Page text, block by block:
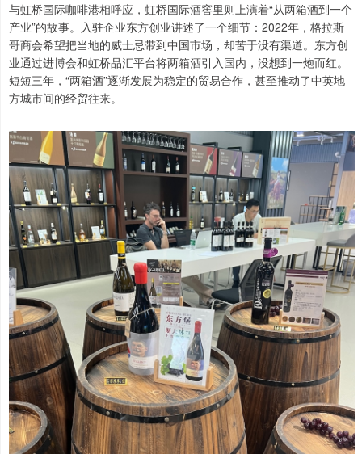
与虹桥国际咖啡港相呼应，虹桥国际酒窖里则上演着“从两箱酒到一个
产业”的故事。入驻企业东方创业讲述了一个细节：2022年，格拉斯
哥商会希望把当地的威士忌带到中国市场，却苦于没有渠道。东方创
业通过进博会和虹桥品汇平台将两箱酒引入国内，没想到一炮而红。
短短三年，“两箱酒”逐渐发展为稳定的贸易合作，甚至推动了中英地
方城市间的经贸往来。